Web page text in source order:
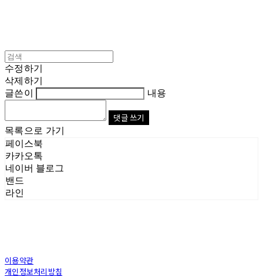
수정하기
삭제하기
글쓴이
내용
댓글 쓰기
목록으로 가기
페이스북
카카오톡
네이버 블로그
밴드
라인
이용약관
개인정보처리방침